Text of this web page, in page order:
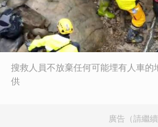
搜救人員不放棄任何可能埋有人車
供
廣告（請繼